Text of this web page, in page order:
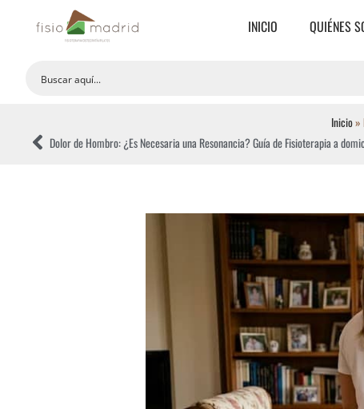
INICIO QUIÉNES
Inicio»
Dolor de Hombro: ¿Es Necesaria una Resonancia? Guía de Fisioterapia a